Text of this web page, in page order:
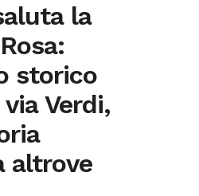
la
storico
Verdi,
altrove